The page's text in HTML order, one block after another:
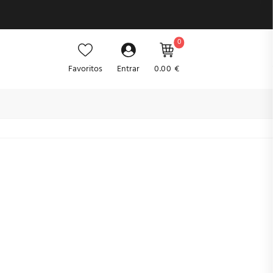
Favoritos Entrar
0
0.00 €